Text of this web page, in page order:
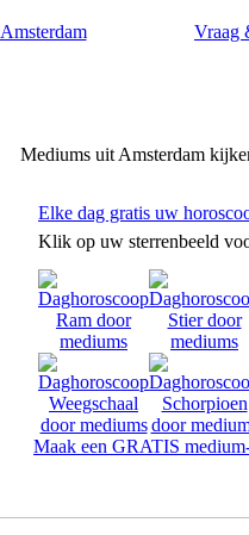
Amsterdam Vraag
Mediums uit Amsterdam
Elke dag gratis uw
Klik op uw sterrenbeeld
Maak een GRATIS